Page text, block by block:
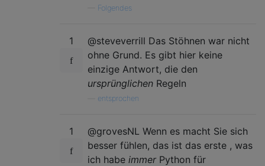
Folgendes
1
@steveverrill Das Stöhnen war nicht
ohne Grund. Es gibt hier keine
einzige Antwort, die den
ursprünglichen Regeln
entsprochen
1
@grovesNL Wenn es macht Sie sich
besser fühlen, das ist das erste , was
ich habe immer Python für